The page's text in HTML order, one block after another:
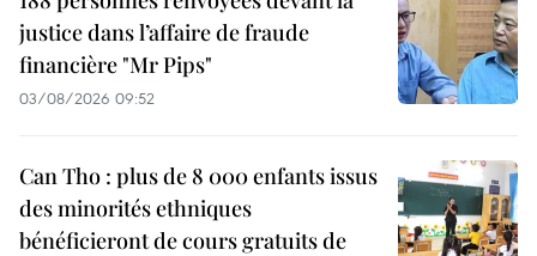
justice dans l’affaire de fraude
financière "Mr Pips"
03/08/2026 09:52
Can Tho : plus de 8 000 enfants issus
des minorités ethniques
bénéficieront de cours gratuits de